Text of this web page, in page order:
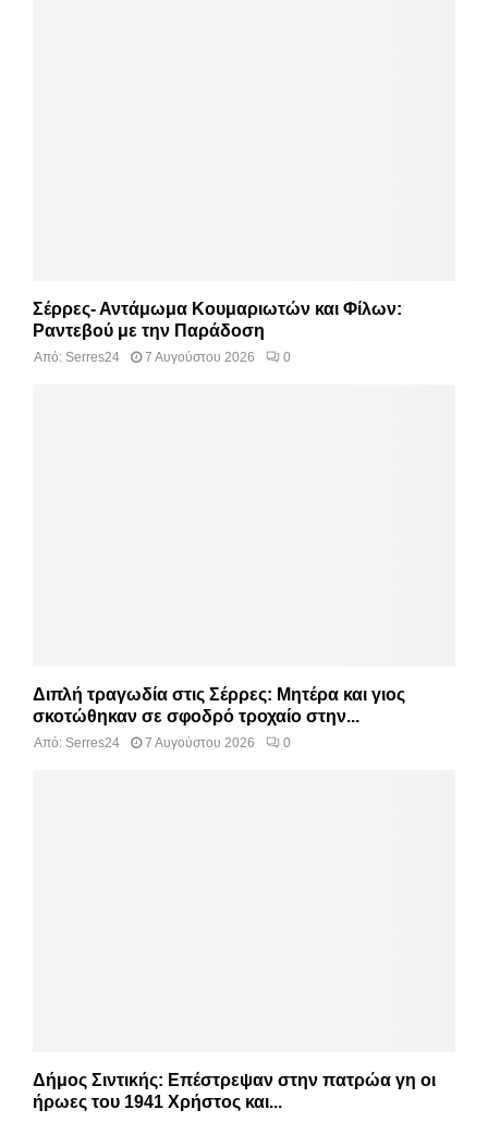
Σέρρες- Αντάμωμα Κουμαριωτών και Φίλων:
Ραντεβού με την Παράδοση
Από: Serres24 7 Αυγούστου 2026 0
Διπλή τραγωδία στις Σέρρες: Μητέρα και γιος
σκοτώθηκαν σε σφοδρό τροχαίο στην...
Από: Serres24 7 Αυγούστου 2026 0
Δήμος Σιντικής: Επέστρεψαν στην πατρώα γη οι
ήρωες του 1941 Χρήστος και...